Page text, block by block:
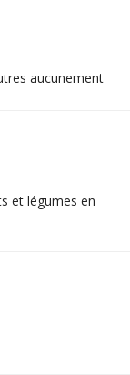
aucunement
et légumes en